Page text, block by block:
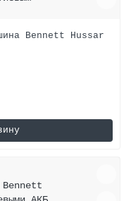
и Chancee от
Bennett Hussar